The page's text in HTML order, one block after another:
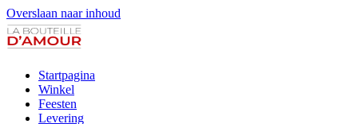
Overslaan naar inhoud
Startpagina
Winkel
Feesten
Levering